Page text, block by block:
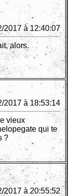
2017 à 12:40:07
alors.
2017 à 18:53:14
vieux
qui te
?
2017 à 20:55:52